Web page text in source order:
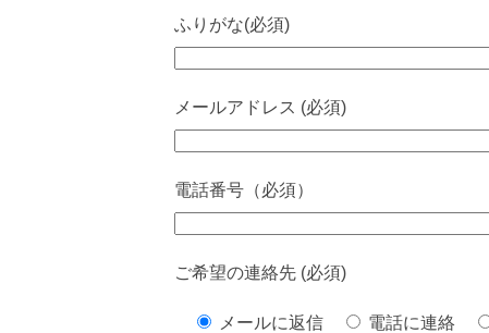
ふりがな(必須)
メールアドレス (必須)
電話番号（必須）
ご希望の連絡先 (必須)
メールに返信 電話に連絡